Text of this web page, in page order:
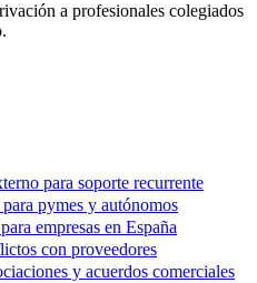
a profesionales colegiados
para soporte recurrente
pymes y autónomos
empresas en España
con proveedores
y acuerdos comerciales